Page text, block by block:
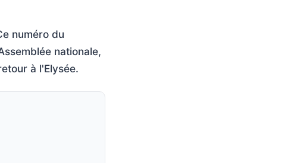
numéro du
nationale,
à l'Elysée.